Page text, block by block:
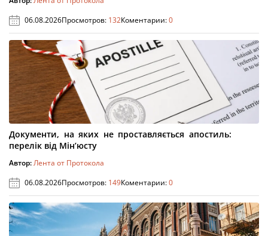
06.08.2026Просмотров: 132Коментарии:0
Документи, на яких не проставляється апостиль:
перелік від Мін’юсту
Автор:Лента от Протокола
06.08.2026Просмотров: 149Коментарии:0